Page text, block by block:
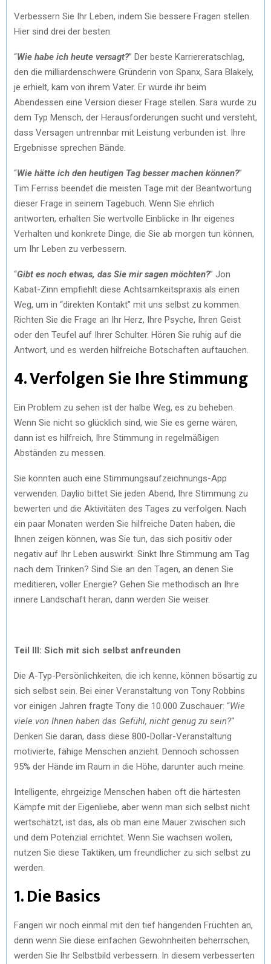
Verbessern Sie Ihr Leben, indem Sie bessere Fragen stellen.
Hier sind drei der besten:
“Wie habe ich heute versagt?” Der beste Karriereratschlag,
den die milliardenschwere Gründerin von Spanx, Sara Blakely,
je erhielt, kam von ihrem Vater. Er würde ihr beim
Abendessen eine Version dieser Frage stellen. Sara wurde zu
dem Typ Mensch, der Herausforderungen sucht und versteht,
dass Versagen untrennbar mit Leistung verbunden ist. Ihre
Ergebnisse sprechen Bände.
“Wie hätte ich den heutigen Tag besser machen können?”
Tim Ferriss beendet die meisten Tage mit der Beantwortung
dieser Frage in seinem Tagebuch. Wenn Sie ehrlich
antworten, erhalten Sie wertvolle Einblicke in Ihr eigenes
Verhalten und konkrete Dinge, die Sie ab morgen tun können,
um Ihr Leben zu verbessern.
“Gibt es noch etwas, das Sie mir sagen möchten?” Jon
Kabat-Zinn empfiehlt diese Achtsamkeitspraxis als einen
Weg, um in “direkten Kontakt” mit uns selbst zu kommen.
Richten Sie die Frage an Ihr Herz, Ihre Psyche, Ihren Geist
oder den Teufel auf Ihrer Schulter. Hören Sie ruhig auf die
Antwort, und es werden hilfreiche Botschaften auftauchen.
4. Verfolgen Sie Ihre Stimmung
Ein Problem zu sehen ist der halbe Weg, es zu beheben.
Wenn Sie nicht so glücklich sind, wie Sie es gerne wären,
dann ist es hilfreich, Ihre Stimmung in regelmäßigen
Abständen zu messen.
Sie könnten auch eine Stimmungsaufzeichnungs-App
verwenden. Daylio bittet Sie jeden Abend, Ihre Stimmung zu
bewerten und die Aktivitäten des Tages zu verfolgen. Nach
ein paar Monaten werden Sie hilfreiche Daten haben, die
Ihnen zeigen können, was Sie tun, das sich positiv oder
negativ auf Ihr Leben auswirkt. Sinkt Ihre Stimmung am Tag
nach dem Trinken? Sind Sie an den Tagen, an denen Sie
meditieren, voller Energie? Gehen Sie methodisch an Ihre
innere Landschaft heran, dann werden Sie weiser.
Teil III: Sich mit sich selbst anfreunden
Die A-Typ-Persönlichkeiten, die ich kenne, können bösartig zu
sich selbst sein. Bei einer Veranstaltung von Tony Robbins
vor einigen Jahren fragte Tony die 10.000 Zuschauer: “Wie
viele von Ihnen haben das Gefühl, nicht genug zu sein?“
Denken Sie daran, dass diese 800-Dollar-Veranstaltung
motivierte, fähige Menschen anzieht. Dennoch schossen
95% der Hände im Raum in die Höhe, darunter auch meine.
Intelligente, ehrgeizige Menschen haben oft die härtesten
Kämpfe mit der Eigenliebe, aber wenn man sich selbst nicht
wertschätzt, ist das, als ob man eine Mauer zwischen sich
und dem Potenzial errichtet. Wenn Sie wachsen wollen,
nutzen Sie diese Taktiken, um freundlicher zu sich selbst zu
werden.
1. Die Basics
Fangen wir noch einmal mit den tief hängenden Früchten an,
denn wenn Sie diese einfachen Gewohnheiten beherrschen,
werden Sie Ihr Selbstbild verbessern. In diesem verbesserten